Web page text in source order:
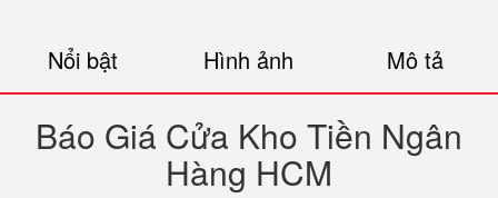
Nổi bật Hình ảnh Mô tả
Báo Giá Cửa Kho Tiền Ngân
Hàng HCM